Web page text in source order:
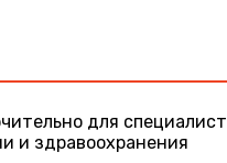
для
и здравоохранения